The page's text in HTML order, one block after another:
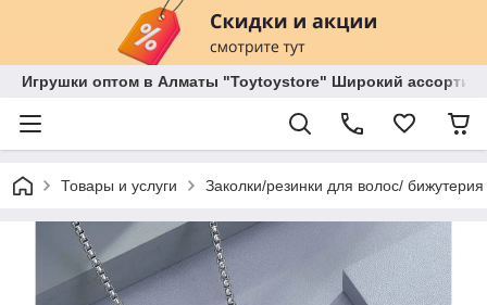
Игрушки оптом в Алматы "Toytoystore" Широкий
Товары и услуги Заколки/резинки для волос/ бижутерия